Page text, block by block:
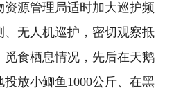
资源管理局适时加大巡护频
无人机巡护，密切观察抵
食栖息情况，先后在天鹅
放小鲫鱼1000公斤、在黑